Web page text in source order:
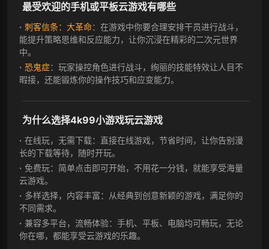
最受欢迎的手机或平板云游戏有哪些
刺客信条：大革命：在游戏中你要合理安排干员进行战斗，
能提升策略思维和反应能力，让你沉浸在精彩的二次元世界
中。
恐鬼症：玩家操控角色进行战斗，绚丽的技能特效让人目不
暇接，还能锻炼你的操作技巧和应变能力。
为什么选择4k99小游戏玩云游戏
在线玩，无需下载：直接在线游戏，节省时间，让你告别漫
长的下载等待，随时开玩。
免费玩：简单点击即可开始，不用花一分钱，就能享受海量
云游戏。
多样选择，内容丰富：从经典到创意新颖的游戏，满足你的
不同需求。
兼容多平台，流畅体验：手机、平板、电脑均可畅玩，无论
你在哪，都能享受云游戏的乐趣。